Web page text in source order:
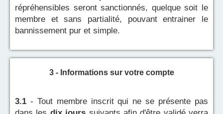
répréhensibles seront sanctionnés, quelque soit le
membre et sans partialité, pouvant entrainer le
bannissement pur et simple.
3 - Informations sur votre compte
3.1 - Tout membre inscrit qui ne se présente pas